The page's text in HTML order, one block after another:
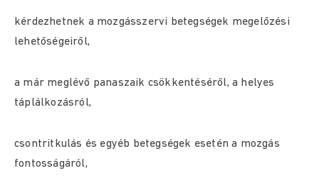
kérdezhetnek a mozgásszervi betegségek megelőzési
lehetőségeiről,
a már meglévő panaszaik csökkentéséről, a helyes
táplálkozásról,
csontritkulás és egyéb betegségek esetén a mozgás
fontosságáról,